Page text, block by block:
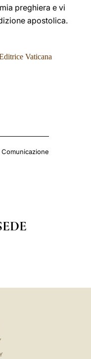
preghiera e vi
apostolica.
Vaticana